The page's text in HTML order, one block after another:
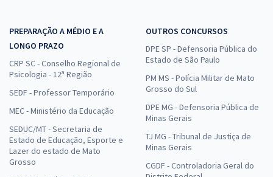
PREPARAÇÃO A MÉDIO E A
LONGO PRAZO
CRP SC - Conselho Regional de
Psicologia - 12ª Região
SEDF - Professor Temporário
MEC - Ministério da Educação
SEDUC/MT - Secretaria de
Estado de Educação, Esporte e
Lazer do estado de Mato
Grosso
OUTROS CONCURSOS
DPE SP - Defensoria Pública do
Estado de São Paulo
PM MS - Polícia Militar de Mato
Grosso do Sul
DPE MG - Defensoria Pública de
Minas Gerais
TJ MG - Tribunal de Justiça de
Minas Gerais
CGDF - Controladoria Geral do